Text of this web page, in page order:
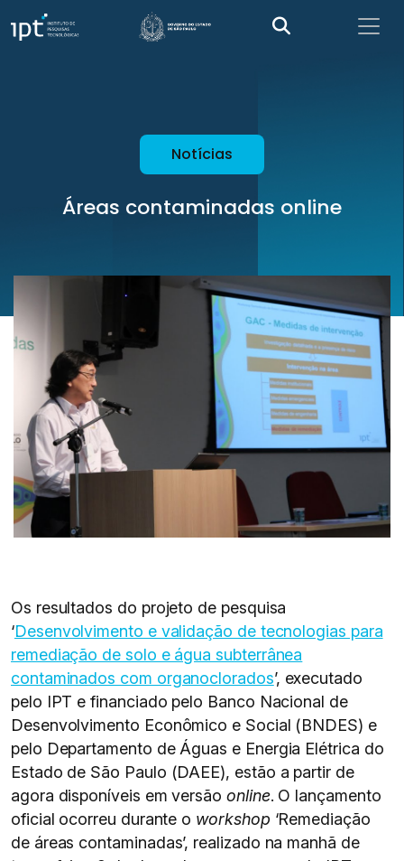
Notícias
Áreas contaminadas online
Os resultados do projeto de pesquisa
‘Desenvolvimento e validação de tecnologias para
remediação de solo e água subterrânea
contaminados com organoclorados’, executado
pelo IPT e financiado pelo Banco Nacional de
Desenvolvimento Econômico e Social (BNDES) e
pelo Departamento de Águas e Energia Elétrica do
Estado de São Paulo (DAEE), estão a partir de
agora disponíveis em versão online. O lançamento
oficial ocorreu durante o workshop ‘Remediação
de áreas contaminadas’, realizado na manhã de